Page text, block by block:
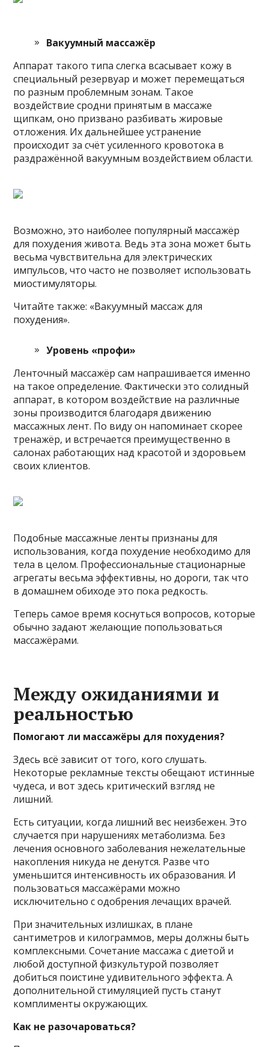
Вакуумный массажёр
Аппарат такого типа слегка всасывает кожу в
специальный резервуар и может перемещаться
по разным проблемным зонам. Такое
воздействие сродни принятым в массаже
щипкам, оно призвано разбивать жировые
отложения. Их дальнейшее устранение
происходит за счёт усиленного кровотока в
раздражённой вакуумным воздействием области.
Возможно, это наиболее популярный массажёр
для похудения живота. Ведь эта зона может быть
весьма чувствительна для электрических
импульсов, что часто не позволяет использовать
миостимуляторы.
Читайте также: «Вакуумный массаж для
похудения».
Уровень «профи»
Ленточный массажёр сам напрашивается именно
на такое определение. Фактически это солидный
аппарат, в котором воздействие на различные
зоны производится благодаря движению
массажных лент. По виду он напоминает скорее
тренажёр, и встречается преимущественно в
салонах работающих над красотой и здоровьем
своих клиентов.
Подобные массажные ленты признаны для
использования, когда похудение необходимо для
тела в целом. Профессиональные стационарные
агрегаты весьма эффективны, но дороги, так что
в домашнем обиходе это пока редкость.
Теперь самое время коснуться вопросов, которые
обычно задают желающие попользоваться
массажёрами.
Между ожиданиями и
реальностью
Помогают ли массажёры для похудения?
Здесь всё зависит от того, кого слушать.
Некоторые рекламные тексты обещают истинные
чудеса, и вот здесь критический взгляд не
лишний.
Есть ситуации, когда лишний вес неизбежен. Это
случается при нарушениях метаболизма. Без
лечения основного заболевания нежелательные
накопления никуда не денутся. Разве что
уменьшится интенсивность их образования. И
пользоваться массажёрами можно
исключительно с одобрения лечащих врачей.
При значительных излишках, в плане
сантиметров и килограммов, меры должны быть
комплексными. Сочетание массажа с диетой и
любой доступной физкультурой позволяет
добиться поистине удивительного эффекта. А
дополнительной стимуляцией пусть станут
комплименты окружающих.
Как не разочароваться?